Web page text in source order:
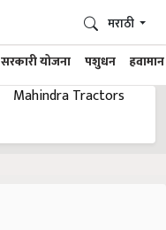
सरकारी योजना पशुधन हवामान
मराठी